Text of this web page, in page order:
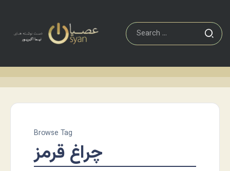
Browse Tag
چراغ قرمز